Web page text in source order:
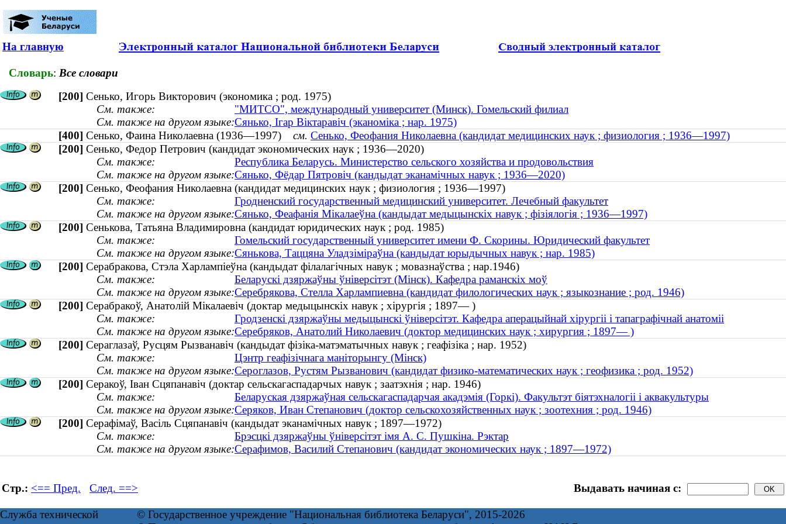
На главную
Словарь: Все словари
[200] Сенько, Игорь Викторович (экономика ; род. 1975)
См. также:
"МИТСО", международный университет (Минск). Гомельский филиал
См. также на другом языке:Сянько, Ігар Віктаравіч (эканоміка ; нар. 1975)
[400] Сенько, Фаина Николаевна (1936—1997) см. Сенько, Феофания Николаевна (кандидат медицинских наук ; физиология ; 1936—1997)
[200] Сенько, Федор Петрович (кандидат экономических наук ; 1936—2020)
См. также:
Республика Беларусь. Министерство сельского хозяйства и продовольствия
См. также на другом языке:Сянько, Фёдар Пятровіч (кандыдат эканамічных навук ; 1936—2020)
[200] Сенько, Феофания Николаевна (кандидат медицинских наук ; физиология ; 1936—1997)
См. также:
Гродненский государственный медицинский университет. Лечебный факультет
См. также на другом языке:Сянько, Феафанія Мікалаеўна (кандыдат медыцынскіх навук ; фізіялогія ; 1936—1997)
[200] Сенькова, Татьяна Владимировна (кандидат юридических наук ; род. 1985)
См. также:
Гомельский государственный университет имени Ф. Скорины. Юридический факультет
См. также на другом языке:Сянькова, Таццяна Уладзіміраўна (кандыдат юрыдычных навук ; нар. 1985)
[200] Серабракова, Стэла Харлампіеўна (кандыдат філалагічных навук ; мовазнаўства ; нар.1946)
См. также:
Беларускі дзяржаўны ўніверсітэт (Мінск). Кафедра раманскіх моў
См. также на другом языке:Серебрякова, Стелла Харлампиевна (кандидат филологических наук ; языкознание ; род. 1946)
[200] Серабракоў, Анатолій Мікалаевіч (доктар медыцынскіх навук ; хірургія ; 1897— )
См. также:
Гродзенскі дзяржаўны медыцынскі ўніверсітэт. Кафедра аперацыйнай хірургіі і тапаграфічнай анатоміі
См. также на другом языке:Серебряков, Анатолий Николаевич (доктор медицинских наук ; хирургия ; 1897— )
[200] Сераглазаў, Русцям Рызванавіч (кандыдат фізіка-матэматычных навук ; геафізіка ; нар. 1952)
См. также:
Цэнтр геафізічнага маніторынгу (Мінск)
См. также на другом языке:Сероглазов, Рустям Рызванович (кандидат физико-математических наук ; геофизика ; род. 1952)
[200] Серакоў, Іван Сцяпанавіч (доктар сельскагаспадарчых навук ; заатэхнія ; нар. 1946)
См. также:
Беларуская дзяржаўная сельскагаспадарчая акадэмія (Горкі). Факультэт біятэхналогіі і аквакультуры
См. также на другом языке:Серяков, Иван Степанович (доктор сельскохозяйственных наук ; зоотехния ; род. 1946)
[200] Серафімаў, Васіль Сцяпанавіч (кандыдат эканамічных навук ; 1897—1972)
См. также:
Брэсцкі дзяржаўны ўніверсітэт імя А. С. Пушкіна. Рэктар
См. также на другом языке:Серафимов, Василий Степанович (кандидат экономических наук ; 1897—1972)
Стр.: <== Пред. След. ==> Выдавать начиная с:
Служба технической
© Государственное учреждение "Национальная библиотека Беларуси", 2015-2026